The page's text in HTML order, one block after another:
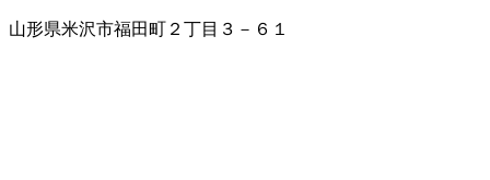
山形県米沢市福田町２丁目３－６１